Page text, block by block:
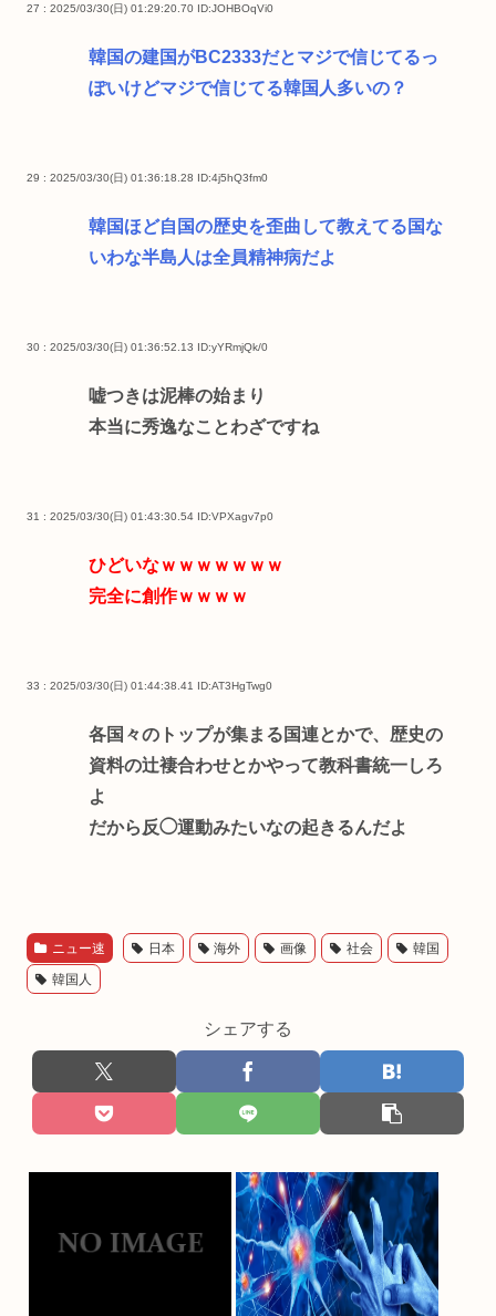
27 : 2025/03/30(日) 01:29:20.70 ID:JOHBOqVi0
韓国の建国がBC2333だとマジで信じてるっ
ぽいけどマジで信じてる韓国人多いの？
29 : 2025/03/30(日) 01:36:18.28 ID:4j5hQ3fm0
韓国ほど自国の歴史を歪曲して教えてる国な
いわな半島人は全員精神病だよ
30 : 2025/03/30(日) 01:36:52.13 ID:yYRmjQk/0
嘘つきは泥棒の始まり
本当に秀逸なことわざですね
31 : 2025/03/30(日) 01:43:30.54 ID:VPXagv7p0
ひどいなｗｗｗｗｗｗｗ
完全に創作ｗｗｗｗ
33 : 2025/03/30(日) 01:44:38.41 ID:AT3HgTwg0
各国々のトップが集まる国連とかで、歴史の
資料の辻褄合わせとかやって教科書統一しろ
よ
だから反◯運動みたいなの起きるんだよ
ニュー速 日本 海外 画像 社会 韓国
韓国人
シェアする